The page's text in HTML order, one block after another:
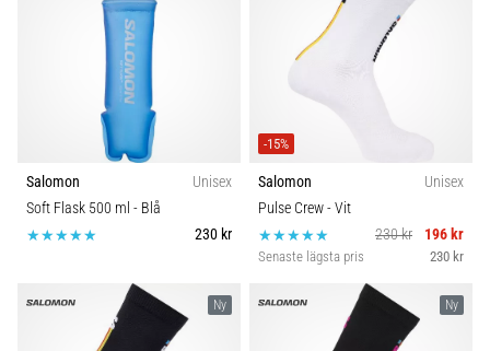
Salomon
Unisex
Soft Flask 500 ml - Blå
230 kr
-15%
Salomon
Unisex
Pulse Crew- Vit
230 kr
196 kr
Senaste lägsta pris 230 kr
Ny Ny